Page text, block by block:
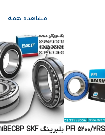
مشاهده همه
بلبرینگ 7311BECBP SKF